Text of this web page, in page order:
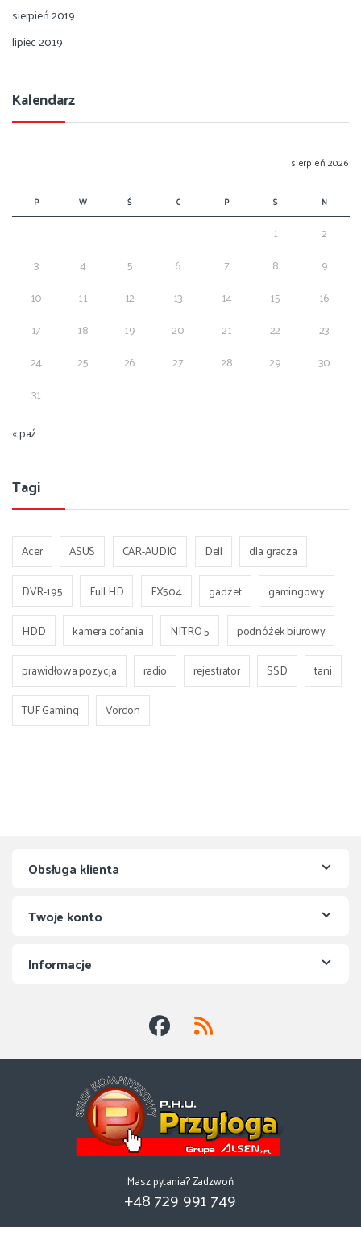
sierpień 2019
lipiec 2019
Kalendarz
sierpień 2026
P W Ś C P S N
1
2
3
4 5 6 7 8
9
10
11 12 13 14 15
16
17
18 19 20 21 22
23
24
25 26 27 28 29
30
31
« paź
Tagi
Acer ASUS CAR-AUDIO Dell
dla gracza
DVR-195
Full HD FX504 gadżet
gamingowy
HDD
kamera cofania NITRO 5
podnóżek biurowy
prawidłowa pozycja
radio rejestrator SSD
tani
TUF Gaming
Vordon
Obsługa klienta
Twoje konto
Informacje
Masz pytania? Zadzwoń
+48 729 991 749